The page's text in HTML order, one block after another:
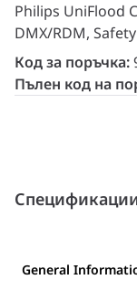
Philips UniFlood
DMX/RDM,
Код за поръчка:
Пълен код на
General